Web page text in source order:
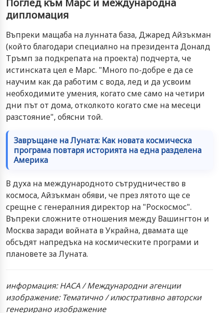
дипломация
Въпреки мащаба на лунната база, Джаред Айзъкман
(който благодари специално на президента Доналд
Тръмп за подкрепата на проекта) подчерта, че
истинската цел е Марс. "Много по-добре е да се
научим как да работим с вода, лед и да усвоим
необходимите умения, когато сме само на четири
дни път от дома, отколкото когато сме на месеци
разстояние", обясни той.
Завръщане на Луната: Как новата космическа
програма повтаря историята на една разделена
Америка
В духа на международното сътрудничество в
космоса, Айзъкман обяви, че през лятото ще се
срещне с генералния директор на "Роскосмос".
Въпреки сложните отношения между Вашингтон и
Москва заради войната в Украйна, двамата ще
обсъдят напредъка на космическите програми и
плановете за Луната.
информация: НАСА / Международни агенции
изображение: Тематично / илюстративно авторски
генерирано изображение